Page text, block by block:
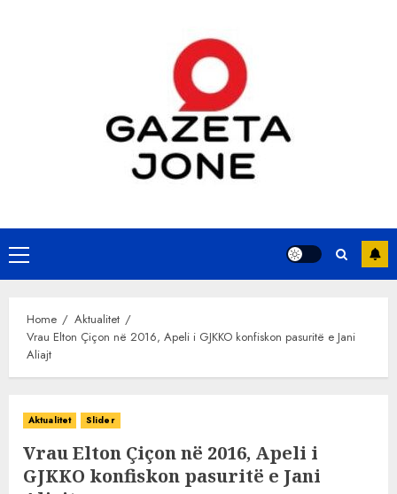
Primary
Menu
Home
Aktualitet
Vrau Elton Çiçon në 2016, Apeli i GJKKO konfiskon pasuritë e Jani
Aliajt
Aktualitet Slider
Vrau Elton Çiçon në 2016, Apeli i
GJKKO konfiskon pasuritë e Jani